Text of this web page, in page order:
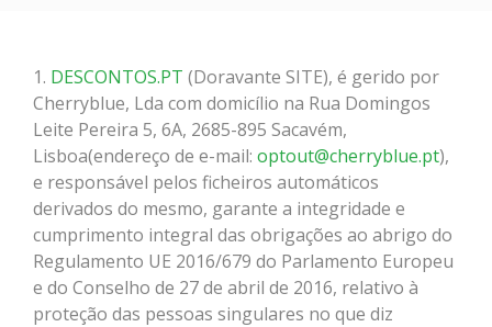
1. DESCONTOS.PT (Doravante SITE), é gerido por
Cherryblue, Lda com domicílio na Rua Domingos
Leite Pereira 5, 6A, 2685-895 Sacavém,
Lisboa(endereço de e-mail: optout@cherryblue.pt),
e responsável pelos ficheiros automáticos
derivados do mesmo, garante a integridade e
cumprimento integral das obrigações ao abrigo do
Regulamento UE 2016/679 do Parlamento Europeu
e do Conselho de 27 de abril de 2016, relativo à
proteção das pessoas singulares no que diz